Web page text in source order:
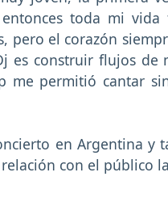
toda mi vida
pero el corazón
es construir flujos de
me permitió cantar
en Argentina y
con el público